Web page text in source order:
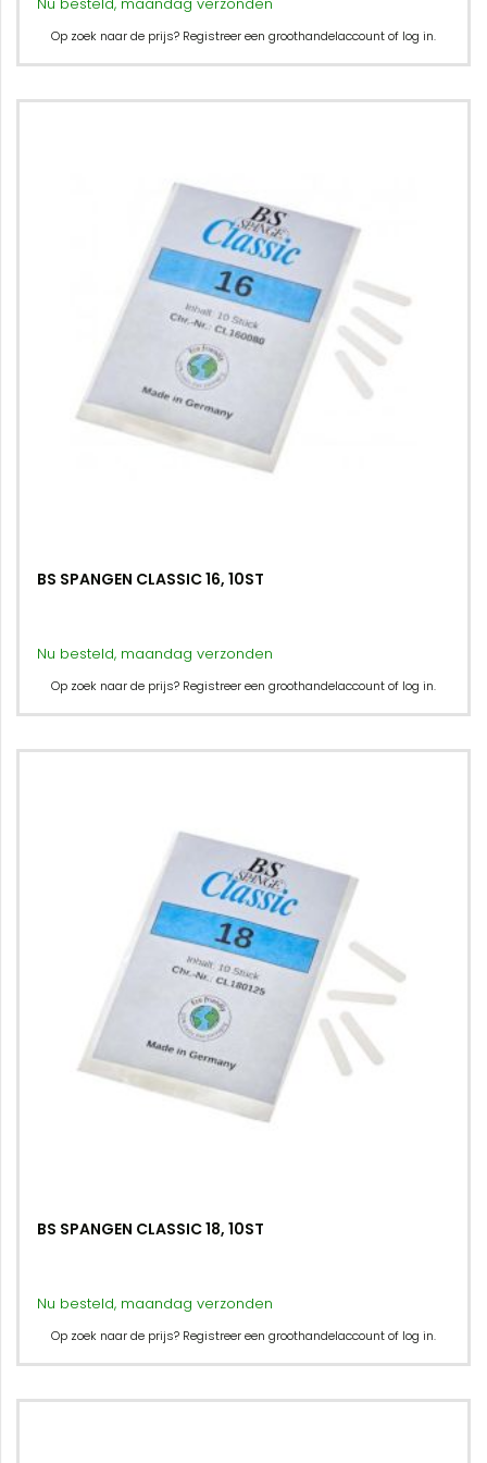
Op zoek naar de prijs? Registreer een groothandelaccount of log in.
BS SPANGEN CLASSIC 16, 10ST
Nu besteld, maandag verzonden
Op zoek naar de prijs? Registreer een groothandelaccount of log in.
BS SPANGEN CLASSIC 18, 10ST
Nu besteld, maandag verzonden
Op zoek naar de prijs? Registreer een groothandelaccount of log in.